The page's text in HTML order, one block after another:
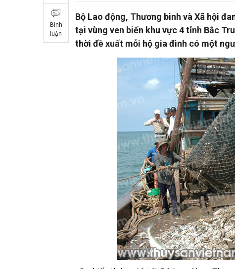
Bình
luận
Bộ Lao động, Thương binh và Xã hội
tại vùng ven biển khu vực 4 tỉnh Bắc
thời đề xuất mỗi hộ gia đình có một